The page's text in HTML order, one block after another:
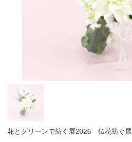
JDCA(ディスプレイスクール)
お問い合わせ
プライバシーポリシー
花とグリーンで紡ぐ展2026 仏花紡ぐ展